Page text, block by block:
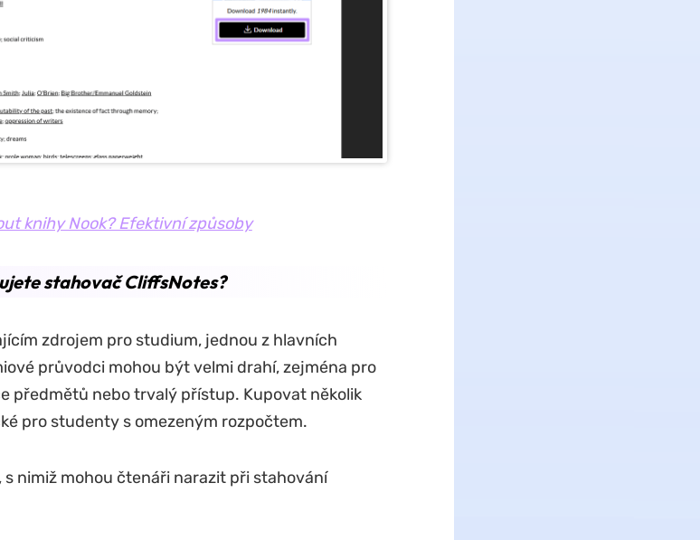
knihy Nook? Efektivní způsoby
stahovač CliffsNotes?
zdrojem pro studium, jednou z hlavních
průvodci mohou být velmi drahí, zejména pro
předmětů nebo trvalý přístup. Kupovat několik
pro studenty s omezeným rozpočtem.
nimiž mohou čtenáři narazit při stahování